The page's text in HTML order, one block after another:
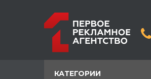
КАТЕГОРИИ